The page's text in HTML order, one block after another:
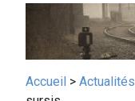
Fil
Accueil Actualités